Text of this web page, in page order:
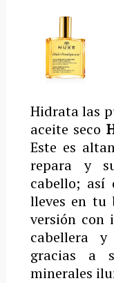
Hidrata las
aceite seco
Este es
repara y
cabello; así
lleves en tu
versión con
cabellera
gracias a
minerales